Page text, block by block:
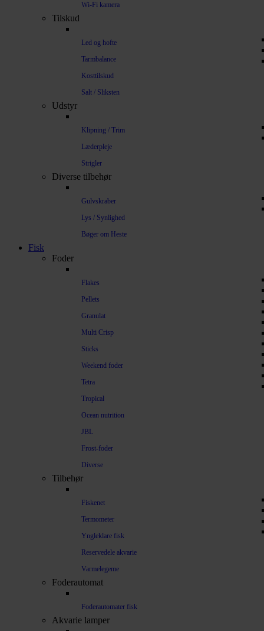
Wi-Fi kamera
Tilskud
Led og hofte
Tarmbalance
Kosttilskud
Salt / Sliksten
Udstyr
Klipning / Trim
Læderpleje
Strigler
Diverse tilbehør
Gulvskraber
Lys / Synlighed
Bøger om Heste
Fisk
Foder
Flakes
Pellets
Granulat
Multi Crisp
Sticks
Weekend foder
Tetra
Tropical
Ocean nutrition
JBL
Frost-foder
Diverse
Tilbehør
Fiskenet
Termometer
Yngleklare fisk
Reservedele akvarie
Varmelegeme
Foderautomat
Foderautomater fisk
Akvarie lamper